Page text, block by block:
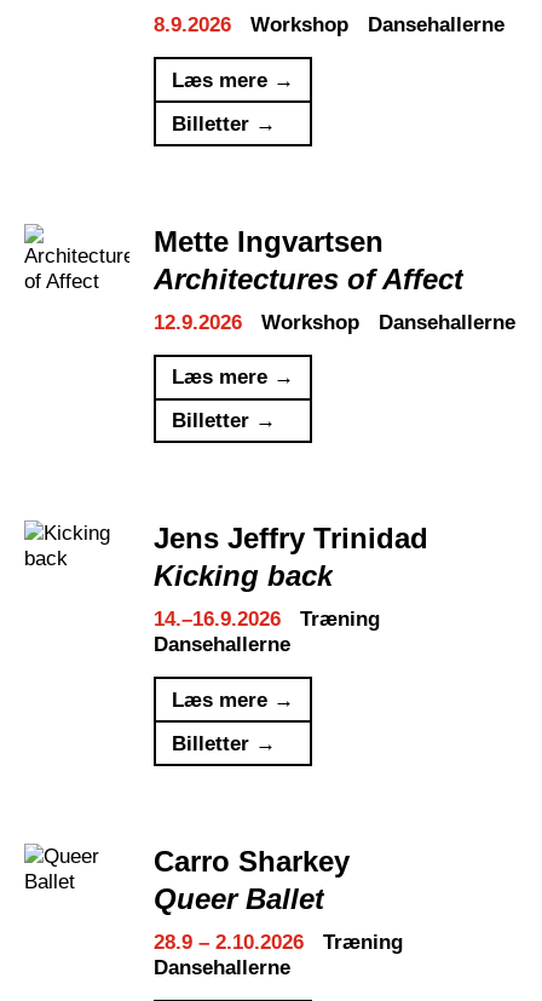
8.9.2026 Workshop Dansehallerne
Læs mere →
Billetter →
Mette Ingvartsen
Architectures of Affect
12.9.2026 Workshop Dansehallerne
Læs mere →
Billetter →
Jens Jeffry Trinidad
Kicking back
14.–16.9.2026
Træning
Dansehallerne
Læs mere →
Billetter →
Carro Sharkey
Queer Ballet
28.9 – 2.10.2026
Træning
Dansehallerne